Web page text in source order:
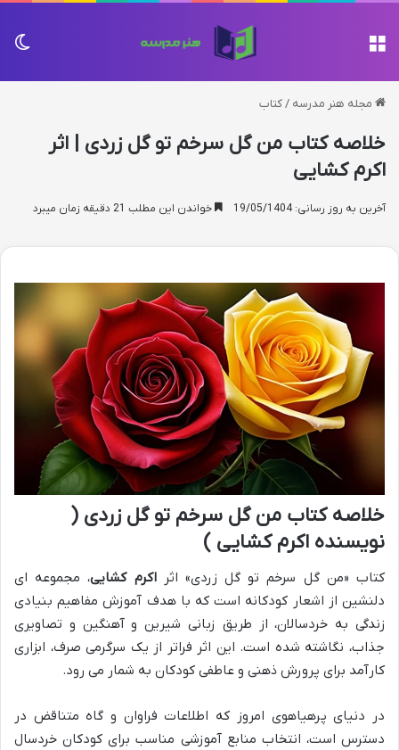
مجله هنر مدرسه /کتاب
خلاصه کتاب من گل سرخم تو گل زردی | اثر
اکرم کشایی
آخرین به روز رسانی: 19/05/1404 خواندن این مطلب 21 دقیقه زمان میبرد
خلاصه کتاب من گل سرخم تو گل زردی (
نویسنده اکرم کشایی )
کتاب «من گل سرخم تو گل زردی» اثراکرم کشایی، مجموعه ای
دلنشین از اشعار کودکانه است که با هدف آموزش مفاهیم بنیادی
زندگی به خردسالان، از طریق زبانی شیرین و آهنگین و تصاویری
جذاب، نگاشته شده است. این اثر فراتر از یک سرگرمی صرف، ابزاری
کارآمد برای پرورش ذهنی و عاطفی کودکان به شمار می رود.
در دنیای پرهیاهوی امروز که اطلاعات فراوان و گاه متناقض در
دسترس است، انتخاب منابع آموزشی مناسب برای کودکان خردسال